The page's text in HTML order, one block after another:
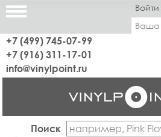
Ваша
+7 (499) 745-07-99
+7 (916) 311-17-01
info@vinylpoint.ru
Поиск